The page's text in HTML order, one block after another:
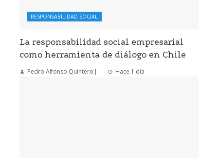
RESPONSABILIDAD SOCIAL
La responsabilidad social empresarial
como herramienta de diálogo en Chile
Pedro Alfonso Quintero J. Hace 1 día